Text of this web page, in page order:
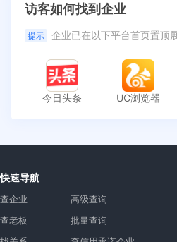
访客如何找到企业
提示 企业已在以下平台首页置顶
今日头条 UC浏览器
快速导航
查企业
查老板
高级查询
批量查询